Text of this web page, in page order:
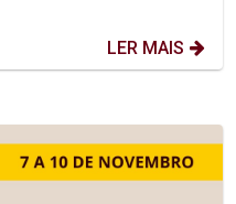
LER MAIS